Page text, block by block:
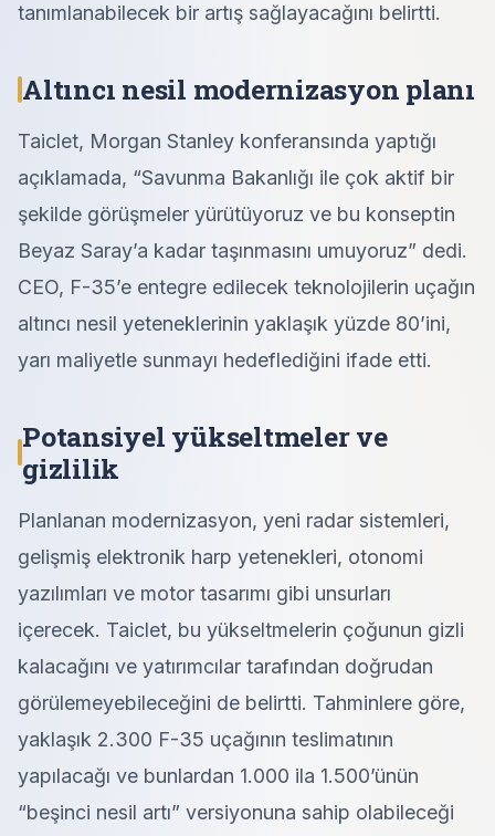
tanımlanabilecek bir artış sağlayacağını belirtti.
Altıncı nesil modernizasyon planı
Taiclet, Morgan Stanley konferansında yaptığı
açıklamada, “Savunma Bakanlığı ile çok aktif bir
şekilde görüşmeler yürütüyoruz ve bu konseptin
Beyaz Saray’a kadar taşınmasını umuyoruz” dedi.
CEO, F-35’e entegre edilecek teknolojilerin uçağın
altıncı nesil yeteneklerinin yaklaşık yüzde 80’ini,
yarı maliyetle sunmayı hedeflediğini ifade etti.
Potansiyel yükseltmeler ve
gizlilik
Planlanan modernizasyon, yeni radar sistemleri,
gelişmiş elektronik harp yetenekleri, otonomi
yazılımları ve motor tasarımı gibi unsurları
içerecek. Taiclet, bu yükseltmelerin çoğunun gizli
kalacağını ve yatırımcılar tarafından doğrudan
görülemeyebileceğini de belirtti. Tahminlere göre,
yaklaşık 2.300 F-35 uçağının teslimatının
yapılacağı ve bunlardan 1.000 ila 1.500’ünün
“beşinci nesil artı” versiyonuna sahip olabileceği